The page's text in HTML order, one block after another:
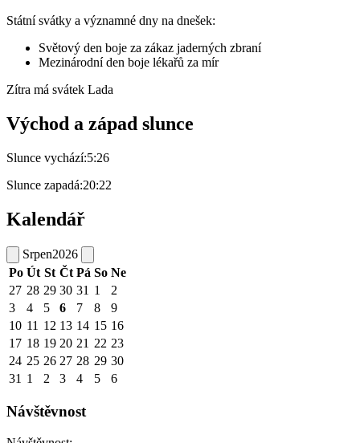
Státní svátky a významné dny na dnešek:
Světový den boje za zákaz jaderných zbraní
Mezinárodní den boje lékařů za mír
Zítra má svátek Lada
Východ a západ slunce
Slunce vychází:5:26
Slunce zapadá:20:22
Kalendář
Srpen2026
Po Út St Čt Pá So Ne
27 28 29 30 31 1
2
3
4 5 6 7 8
9
10 11 12 13 14 15 16
17 18 19 20 21 22 23
24 25 26 27 28 29 30
31 1 2 3 4 5 6
Návštěvnost